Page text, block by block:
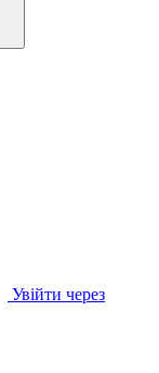
Увійти через